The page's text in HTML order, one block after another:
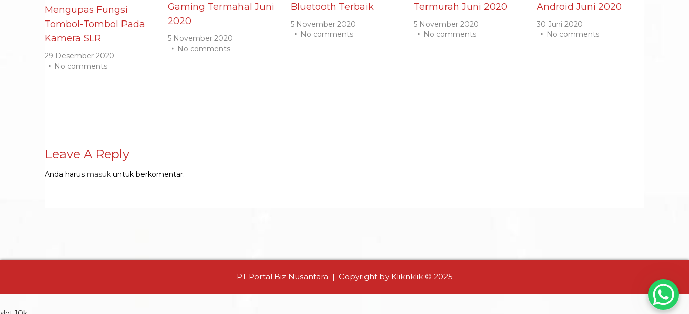
Mengupas Fungsi
Tombol-Tombol Pada
Kamera SLR
29 Desember 2020
No comments
Gaming Termahal Juni
2020
5 November 2020
No comments
Bluetooth Terbaik
5 November 2020
No comments
Termurah Juni 2020
5 November 2020
No comments
Android Juni 2020
30 Juni 2020
No comments
Leave A Reply
Anda harus masuk untuk berkomentar.
PT Portal Biz Nusantara | Copyright by Kliknklik © 2025